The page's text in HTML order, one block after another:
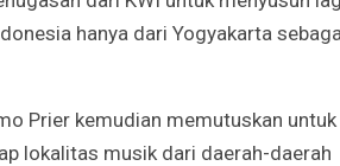
hanya dari Yogyakarta
Prier kemudian memutuskan untuk
lokalitas musik dari daerah-daerah